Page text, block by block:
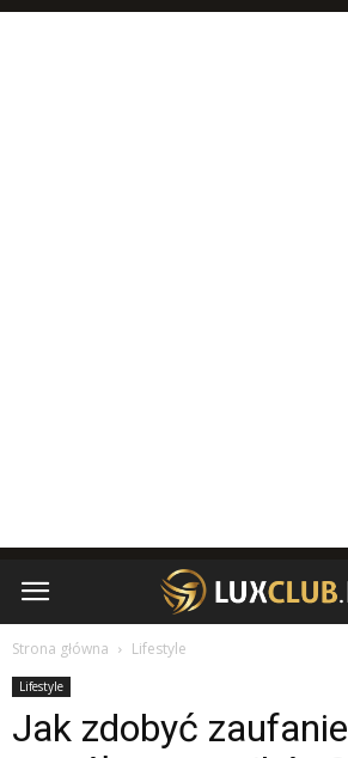
Strona główna Lifestyle
Lifestyle
Jak zdobyć zaufanie